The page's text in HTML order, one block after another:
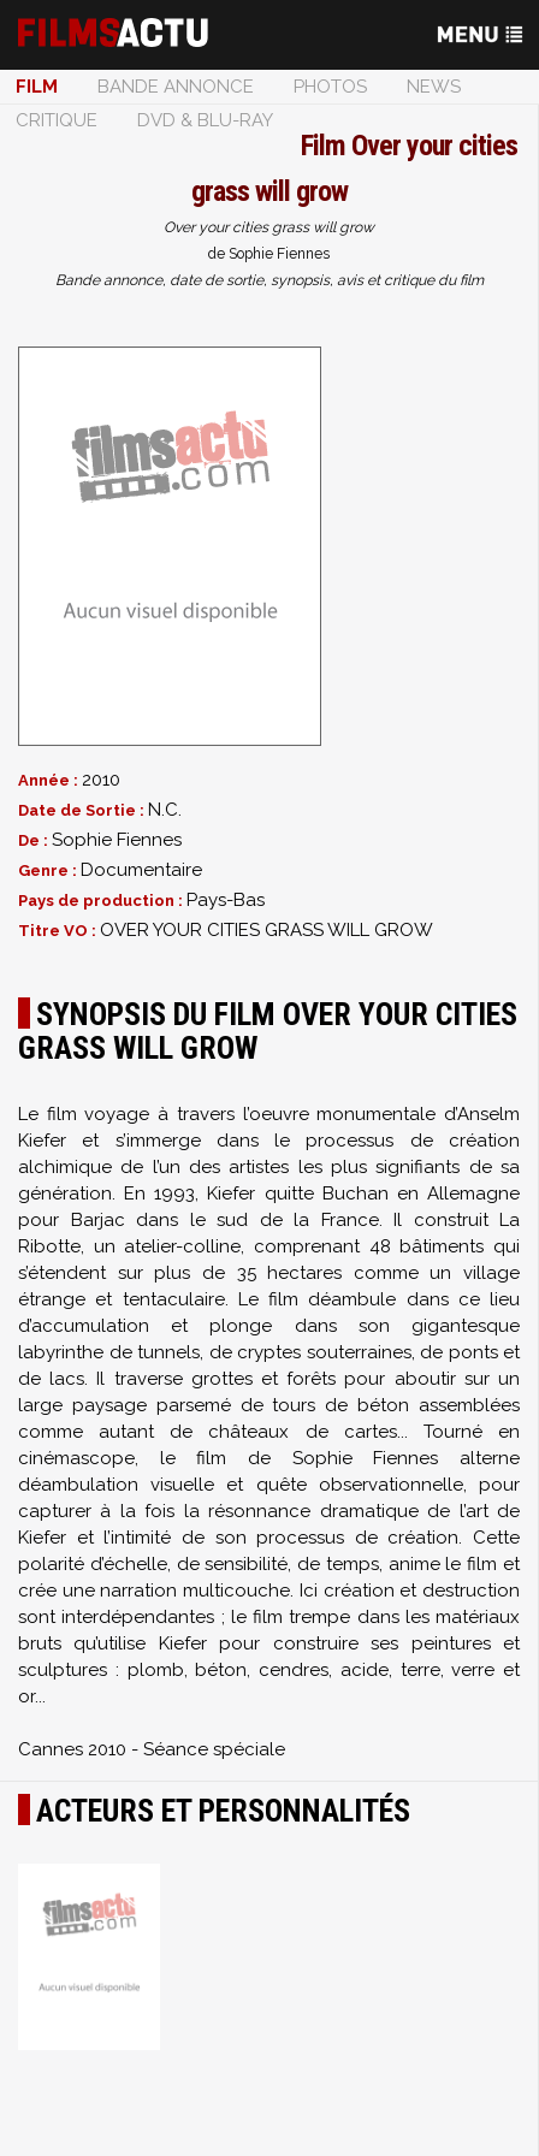
FILM BANDE ANNONCE PHOTOS
NEWS
CRITIQUE
DVD & BLU-RAY
Film Over your cities
grass will grow
Over your cities grass will grow
de Sophie Fiennes
Bande annonce, date de sortie, synopsis, avis et critique du film
Année : 2010
Date de Sortie : N.C.
De : Sophie Fiennes
Genre : Documentaire
Pays de production : Pays-Bas
Titre VO : OVER YOUR CITIES GRASS WILL GROW
SYNOPSIS DU FILM OVER YOUR CITIES
GRASS WILL GROW
Le film voyage à travers l’oeuvre monumentale d’Anselm
Kiefer et s’immerge dans le processus de création
alchimique de l’un des artistes les plus signifiants de sa
génération. En 1993, Kiefer quitte Buchan en Allemagne
pour Barjac dans le sud de la France. Il construit La
Ribotte, un atelier-colline, comprenant 48 bâtiments qui
s’étendent sur plus de 35 hectares comme un village
étrange et tentaculaire. Le film déambule dans ce lieu
d’accumulation et plonge dans son gigantesque
labyrinthe de tunnels, de cryptes souterraines, de ponts et
de lacs. Il traverse grottes et forêts pour aboutir sur un
large paysage parsemé de tours de béton assemblées
comme autant de châteaux de cartes... Tourné en
cinémascope, le film de Sophie Fiennes alterne
déambulation visuelle et quête observationnelle, pour
capturer à la fois la résonnance dramatique de l’art de
Kiefer et l’intimité de son processus de création. Cette
polarité d’échelle, de sensibilité, de temps, anime le film et
crée une narration multicouche. Ici création et destruction
sont interdépendantes ; le film trempe dans les matériaux
bruts qu’utilise Kiefer pour construire ses peintures et
sculptures : plomb, béton, cendres, acide, terre, verre et
or...
Cannes 2010 - Séance spéciale
ACTEURS ET PERSONNALITÉS